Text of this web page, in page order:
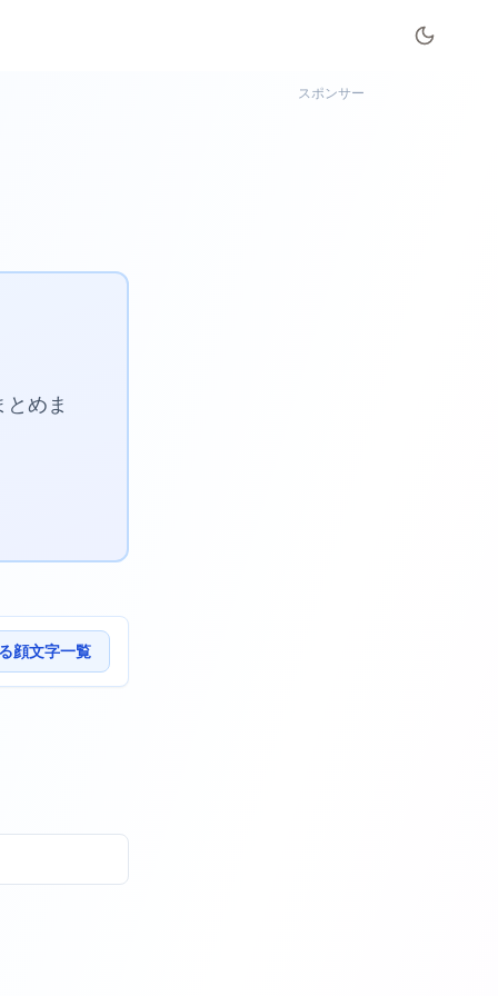
めま
顔文字一覧
スポンサー